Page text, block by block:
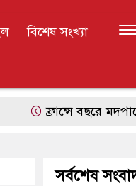
বিশেষ সংখ্যা
ফ্রান্সে বছরে মদপানে
সর্বশেষ